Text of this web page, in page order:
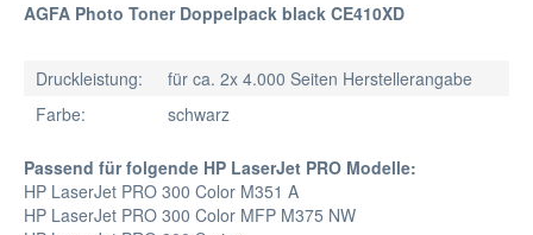
AGFA Photo Toner Doppelpack black CE410XD
Druckleistung:
für ca. 2x 4.000 Seiten Herstellerangabe
Farbe:
schwarz
Passend für folgende HP LaserJet PRO Modelle:
HP LaserJet PRO 300 Color M351 A
HP LaserJet PRO 300 Color MFP M375 NW